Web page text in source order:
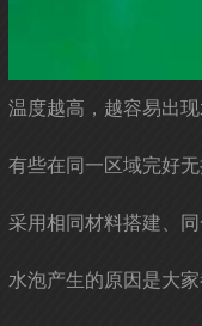
温度越高，越容易出
有些在同一区域完好无
采用相同材料搭建、
水泡产生的原因是大